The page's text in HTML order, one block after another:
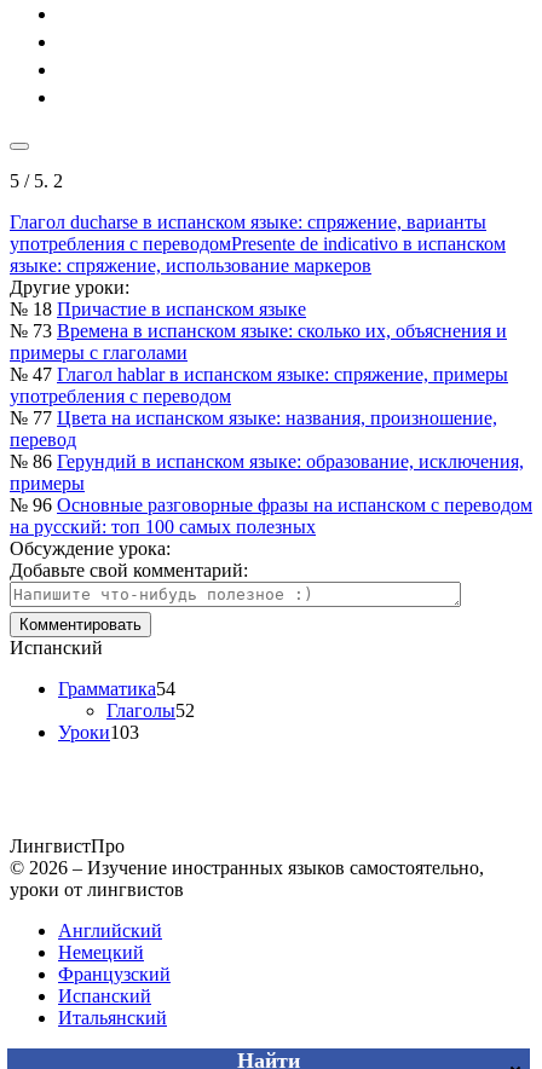
5 / 5. 2
Глагол ducharse в испанском языке: спряжение, варианты
употребления с переводомPresente de indicativo в испанском
языке: спряжение, использование маркеров
Другие уроки:
№ 18 Причастие в испанском языке
№ 73 Времена в испанском языке: сколько их, объяснения и
примеры с глаголами
№ 47 Глагол hablar в испанском языке: спряжение, примеры
употребления с переводом
№ 77 Цвета на испанском языке: названия, произношение,
перевод
№ 86 Герундий в испанском языке: образование, исключения,
примеры
№ 96 Основные разговорные фразы на испанском с переводом
на русский: топ 100 самых полезных
Обсуждение урока:
Добавьте свой комментарий:
Испанский
Грамматика54
Глаголы52
Уроки103
ЛингвистПро
© 2026 – Изучение иностранных языков самостоятельно,
уроки от лингвистов
Английский
Немецкий
Французский
Испанский
Итальянский